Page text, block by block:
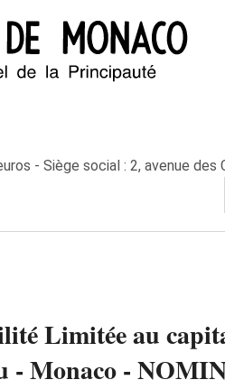
- Siège social : 2, avenue des
Limitée au
- Monaco -